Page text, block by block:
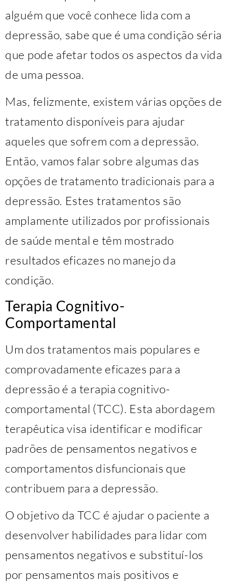
alguém que você conhece lida com a
depressão, sabe que é uma condição séria
que pode afetar todos os aspectos da vida
de uma pessoa.
Mas, felizmente, existem várias opções de
tratamento disponíveis para ajudar
aqueles que sofrem com a depressão.
Então, vamos falar sobre algumas das
opções de tratamento tradicionais para a
depressão. Estes tratamentos são
amplamente utilizados por profissionais
de saúde mental e têm mostrado
resultados eficazes no manejo da
condição.
Terapia Cognitivo-
Comportamental
Um dos tratamentos mais populares e
comprovadamente eficazes para a
depressão é a terapia cognitivo-
comportamental (TCC). Esta abordagem
terapêutica visa identificar e modificar
padrões de pensamentos negativos e
comportamentos disfuncionais que
contribuem para a depressão.
O objetivo da TCC é ajudar o paciente a
desenvolver habilidades para lidar com
pensamentos negativos e substituí-los
por pensamentos mais positivos e